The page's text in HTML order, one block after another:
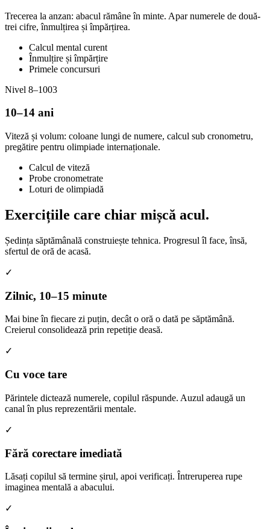
Trecerea la anzan: abacul rămâne în minte. Apar numerele de două-
trei cifre, înmulțirea și împărțirea.
Calcul mental curent
Înmulțire și împărțire
Primele concursuri
Nivel 8–1003
10–14 ani
Viteză și volum: coloane lungi de numere, calcul sub cronometru,
pregătire pentru olimpiade internaționale.
Calcul de viteză
Probe cronometrate
Loturi de olimpiadă
Exercițiile care chiar mișcă acul.
Ședința săptămânală construiește tehnica. Progresul îl face, însă,
sfertul de oră de acasă.
✓
Zilnic, 10–15 minute
Mai bine în fiecare zi puțin, decât o oră o dată pe săptămână.
Creierul consolidează prin repetiție deasă.
✓
Cu voce tare
Părintele dictează numerele, copilul răspunde. Auzul adaugă un
canal în plus reprezentării mentale.
✓
Fără corectare imediată
Lăsați copilul să termine șirul, apoi verificați. Întreruperea rupe
imaginea mentală a abacului.
✓